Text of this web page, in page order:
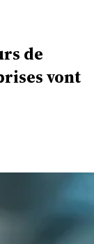
de
vont